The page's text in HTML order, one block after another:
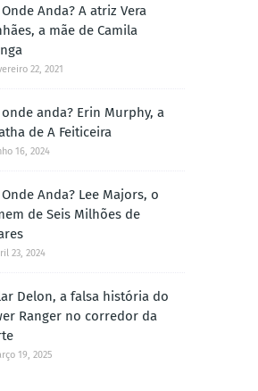
Anda? A atriz Vera
a mãe de Camila
22, 2021
anda? Erin Murphy, a
de A Feiticeira
16, 2024
Anda? Lee Majors, o
de Seis Milhões de
23, 2024
Delon, a falsa história do
Ranger no corredor da
19, 2025